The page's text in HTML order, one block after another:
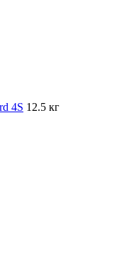
4S 12.5 кг